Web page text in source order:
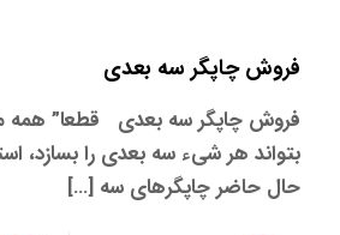
فروش چاپگر سه بعدی
فروش چاپگر سه بعدی قطعا” همه
بتواند هر شیء سه بعدی را بسازد،
حال حاضر چاپگرهای سه […]